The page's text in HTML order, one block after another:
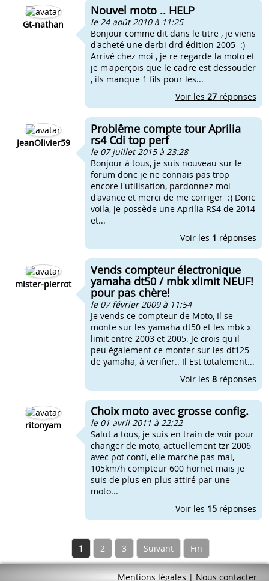
Gt-nathan
Nouvel moto .. HELP
le 24 août 2010 à 11:25
Bonjour comme dit dans le titre , je viens
d'acheté une derbi drd édition 2005 :)
Arrivé chez moi , je re regarde la moto et
je m'aperçois que le cadre est dessouder
, ils manque 1 fils pour les...
Voir les 27 réponses
JeanOlivier59
Problême compte tour Aprilia
rs4 Cdi top perf
le 07 juillet 2015 à 23:28
Bonjour à tous, je suis nouveau sur le
forum donc je ne connais pas trop
encore l'utilisation, pardonnez moi
d'avance et merci de me corriger :) Donc
voila, je possède une Aprilia RS4 de 2014
et...
Voir les 1 réponses
mister-pierrot
Vends compteur électronique
yamaha dt50 / mbk xlimit NEUF!
pour pas chère!
le 07 février 2009 à 11:54
Je vends ce compteur de Moto, Il se
monte sur les yamaha dt50 et les mbk x
limit entre 2003 et 2005. Je crois qu'il
peu également ce monter sur les dt125
de yamaha, à verifier.. Il Est totalement...
Voir les 8 réponses
ritonyam
Choix moto avec grosse config.
le 01 avril 2011 à 22:22
Salut a tous, je suis en train de voir pour
changer de moto, actuellement tzr 2006
avec pot conti, elle marche pas mal,
105km/h compteur 600 hornet mais je
suis de plus en plus attiré par une
moto...
Voir les 15 réponses
1 2 3 Suivant Fin
Mentions légales | Nous contacter